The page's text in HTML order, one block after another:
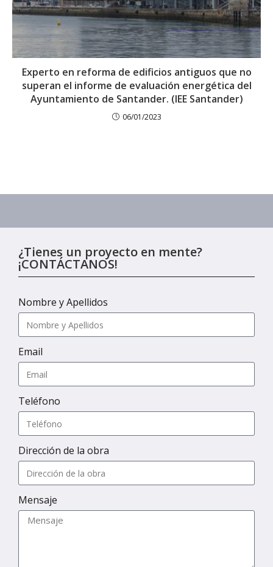
Experto en reforma de edificios antiguos que no
superan el informe de evaluación energética del
Ayuntamiento de Santander. (IEE Santander)
06/01/2023
¿Tienes un proyecto en mente?
¡CONTÁCTANOS!
Nombre y Apellidos
Email
Teléfono
Dirección de la obra
Mensaje